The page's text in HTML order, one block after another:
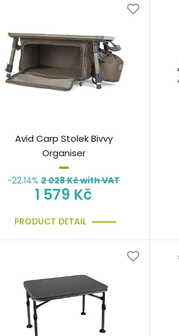
Avid Carp Stolek Bivvy
Organiser
-22.14% 2 028Kč with VAT
1 579 Kč
PRODUCT DETAIL